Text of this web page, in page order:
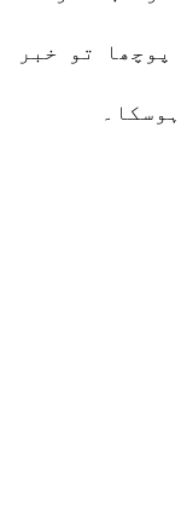
تو خبر